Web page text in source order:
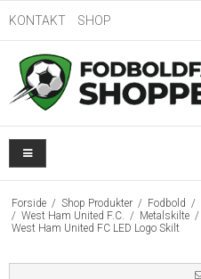
KONTAKT SHOP
Forside / Shop Produkter / Fodbold /
/ West Ham United F.C. / Metalskilte /
West Ham United FC LED Logo Skilt